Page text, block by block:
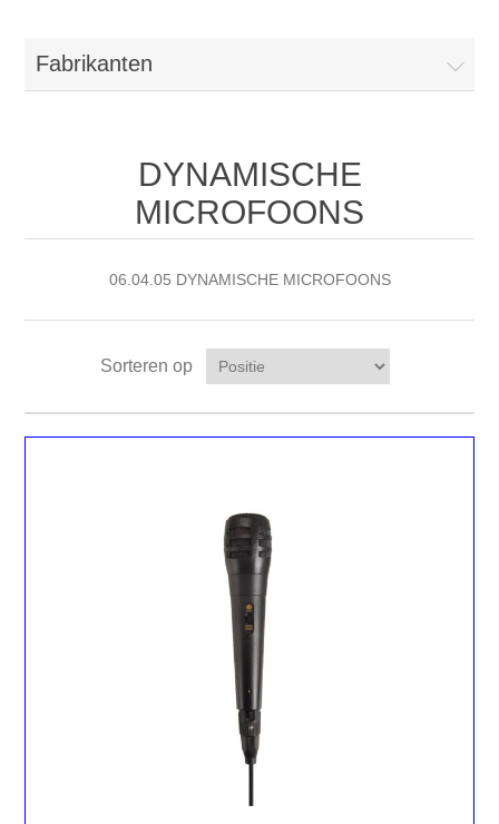
Fabrikanten
DYNAMISCHE
MICROFOONS
06.04.05 DYNAMISCHE MICROFOONS
Sorteren op